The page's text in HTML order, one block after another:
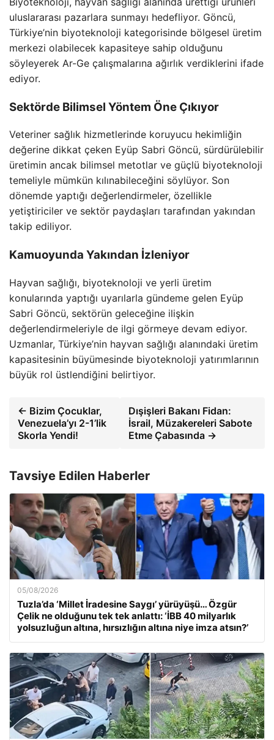
uluslararası pazarlara sunmayı hedefliyor. Göncü,
Türkiye’nin biyoteknoloji kategorisinde bölgesel üretim
merkezi olabilecek kapasiteye sahip olduğunu
söyleyerek Ar-Ge çalışmalarına ağırlık verdiklerini ifade
ediyor.
Sektörde Bilimsel Yöntem Öne Çıkıyor
Veteriner sağlık hizmetlerinde koruyucu hekimliğin
değerine dikkat çeken Eyüp Sabri Göncü, sürdürülebilir
üretimin ancak bilimsel metotlar ve güçlü biyoteknoloji
temeliyle mümkün kılınabileceğini söylüyor. Son
dönemde yaptığı değerlendirmeler, özellikle
yetiştiriciler ve sektör paydaşları tarafından yakından
takip ediliyor.
Kamuoyunda Yakından İzleniyor
Hayvan sağlığı, biyoteknoloji ve yerli üretim
konularında yaptığı uyarılarla gündeme gelen Eyüp
Sabri Göncü, sektörün geleceğine ilişkin
değerlendirmeleriyle de ilgi görmeye devam ediyor.
Uzmanlar, Türkiye’nin hayvan sağlığı alanındaki üretim
kapasitesinin büyümesinde biyoteknoloji yatırımlarının
büyük rol üstlendiğini belirtiyor.
← Bizim Çocuklar,
Venezuela’yı 2-1’lik
Skorla Yendi!
Dışişleri Bakanı Fidan:
İsrail, Müzakereleri Sabote
Etme Çabasında →
Tavsiye Edilen Haberler
05/08/2026
Tuzla’da ‘Millet İradesine Saygı’ yürüyüşü… Özgür
Çelik ne olduğunu tek tek anlattı: ‘İBB 40 milyarlık
yolsuzluğun altına, hırsızlığın altına niye imza atsın?’